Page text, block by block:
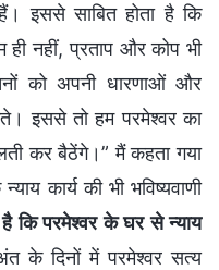
इससे साबित होता है कि
नहीं, प्रताप और कोप भी
को अपनी धारणाओं और
इससे तो हम परमेश्वर का
कर बैठेंगे।” मैं कहता गया
कार्य की भी भविष्यवाणी
कि परमेश्‍वर के घर से न्याय
के दिनों में परमेश्वर सत्य